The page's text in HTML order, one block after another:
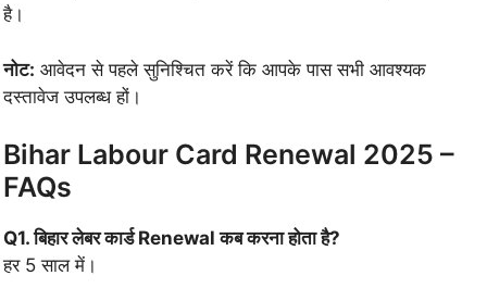
है।
नोट: आवेदन से पहले सुनिश्चित करें कि आपके पास सभी आवश्यक
दस्तावेज उपलब्ध हों।
Bihar Labour Card Renewal 2025 –
FAQs
Q1. बिहार लेबर कार्ड Renewal कब करना होता है?
हर 5 साल में।